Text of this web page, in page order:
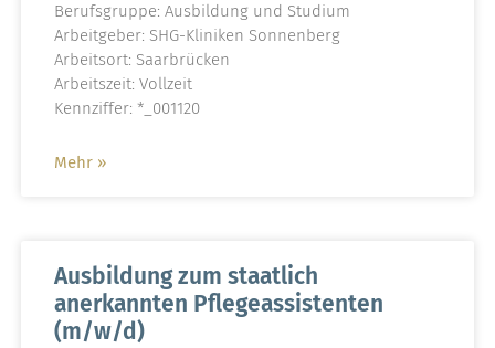
Berufsgruppe: Ausbildung und Studium
Arbeitgeber: SHG-Kliniken Sonnenberg
Arbeitsort: Saarbrücken
Arbeitszeit: Vollzeit
Kennziffer: *_001120
Mehr »
Ausbildung zum staatlich
anerkannten Pflegeassistenten
(m/w/d)